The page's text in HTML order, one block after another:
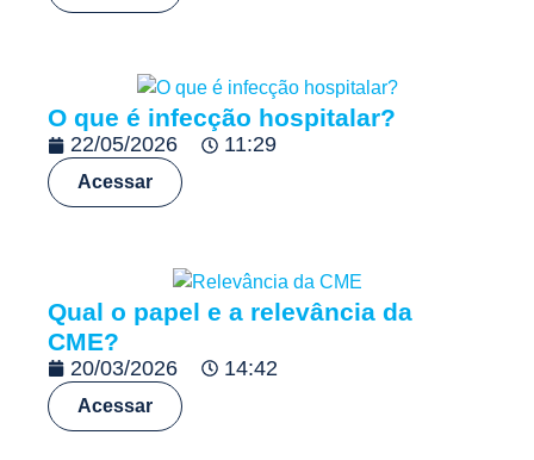
O que é infecção hospitalar?
22/05/2026 11:29
Acessar
Qual o papel e a relevância da
CME?
20/03/2026 14:42
Acessar